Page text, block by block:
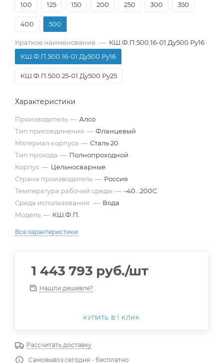
100 125 150 200 250 300 350
400 500
Краткое наименование — КШ.Ф.П.500.16-01 Ду500 Ру16
КШ.Ф.П.500.16-01 Ду500 Ру16
КШ.Ф.П.500.25-01 Ду500 Ру25
Характеристики
Производитель — Алсо
Тип присоединения — Фланцевый
Материал корпуса — Сталь 20
Тип прохода — Полнопроходной
Корпус — Цельносварные
Страна производитель — Россия
Температура рабочей среды — -40...200С
Среда использования — Вода
Модель — КШ.Ф.П.
Все характеристики
1 443 793 руб./шт
Нашли дешевле?
КУПИТЬ В 1 КЛИК
Рассчитать доставку
Самовывоз сегодня - бесплатно